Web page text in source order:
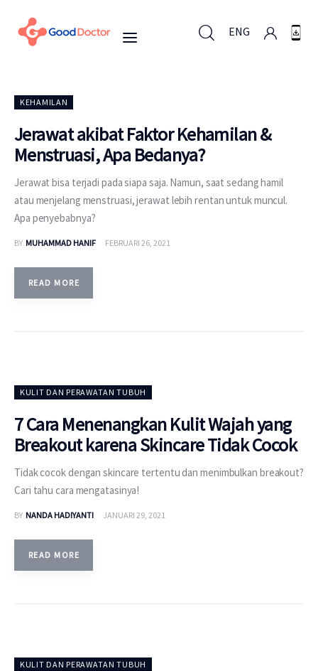
ENG
Untuk Bisnis
Untuk Anda
Berita
Layanan
KEHAMILAN
Jerawat akibat Faktor Kehamilan &
Menstruasi, Apa Bedanya?
Jerawat bisa terjadi pada siapa saja. Namun, saat sedang hamil
atau menjelang menstruasi, jerawat lebih rentan untuk muncul.
Apa penyebabnya?
BY MUHAMMAD HANIF FEBRUARI 26, 2021
READ MORE
KULIT DAN PERAWATAN TUBUH
7 Cara Menenangkan Kulit Wajah yang
Breakout karena Skincare Tidak Cocok
Tidak cocok dengan skincare tertentu dan menimbulkan breakout?
Cari tahu cara mengatasinya!
BY NANDA HADIYANTI JANUARI 29, 2021
READ MORE
KULIT DAN PERAWATAN TUBUH